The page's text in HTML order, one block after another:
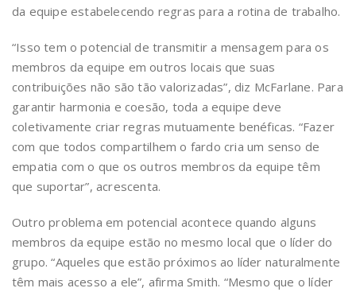
da equipe estabelecendo regras para a rotina de trabalho.
“Isso tem o potencial de transmitir a mensagem para os
membros da equipe em outros locais que suas
contribuições não são tão valorizadas”, diz McFarlane. Para
garantir harmonia e coesão, toda a equipe deve
coletivamente criar regras mutuamente benéficas. “Fazer
com que todos compartilhem o fardo cria um senso de
empatia com o que os outros membros da equipe têm
que suportar”, acrescenta.
Outro problema em potencial acontece quando alguns
membros da equipe estão no mesmo local que o líder do
grupo. “Aqueles que estão próximos ao líder naturalmente
têm mais acesso a ele”, afirma Smith. “Mesmo que o líder